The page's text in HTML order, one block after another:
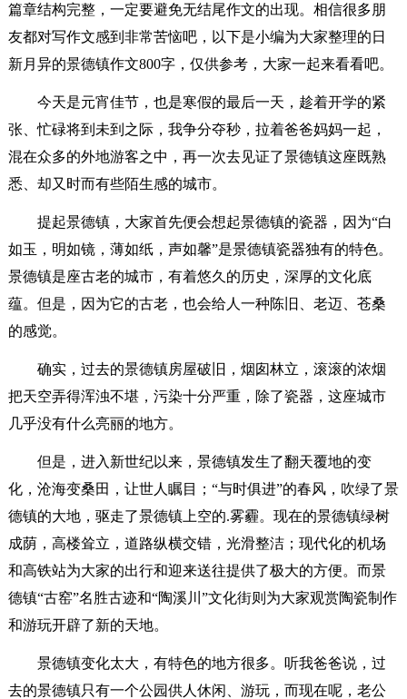
篇章结构完整，一定要避免无结尾作文的出现。相信很多朋
友都对写作文感到非常苦恼吧，以下是小编为大家整理的日
新月异的景德镇作文800字，仅供参考，大家一起来看看吧。
今天是元宵佳节，也是寒假的最后一天，趁着开学的紧
张、忙碌将到未到之际，我争分夺秒，拉着爸爸妈妈一起，
混在众多的外地游客之中，再一次去见证了景德镇这座既熟
悉、却又时而有些陌生感的城市。
提起景德镇，大家首先便会想起景德镇的瓷器，因为“白
如玉，明如镜，薄如纸，声如馨”是景德镇瓷器独有的特色。
景德镇是座古老的城市，有着悠久的历史，深厚的文化底
蕴。但是，因为它的古老，也会给人一种陈旧、老迈、苍桑
的感觉。
确实，过去的景德镇房屋破旧，烟囱林立，滚滚的浓烟
把天空弄得浑浊不堪，污染十分严重，除了瓷器，这座城市
几乎没有什么亮丽的地方。
但是，进入新世纪以来，景德镇发生了翻天覆地的变
化，沧海变桑田，让世人瞩目；“与时俱进”的春风，吹绿了景
德镇的大地，驱走了景德镇上空的.雾霾。现在的景德镇绿树
成荫，高楼耸立，道路纵横交错，光滑整洁；现代化的机场
和高铁站为大家的出行和迎来送往提供了极大的方便。而景
德镇“古窑”名胜古迹和“陶溪川”文化街则为大家观赏陶瓷制作
和游玩开辟了新的天地。
景德镇变化太大，有特色的地方很多。听我爸爸说，过
去的景德镇只有一个公园供人休闲、游玩，而现在呢，老公